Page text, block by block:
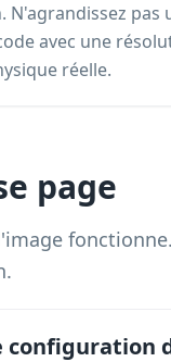
N'agrandissez
avec une
réelle.
page
configuration